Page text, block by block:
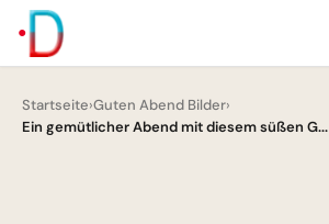
Startseite›Guten Abend Bilder›
Ein gemütlicher Abend mit diesem süßen G...